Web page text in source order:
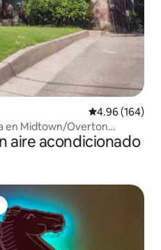
Calificación
4.96 (164)
en Midtown/Overton
aire acondicionado
huéspedes